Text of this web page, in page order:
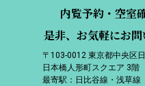
内覧予約・空室
是非、お気軽にお問
〒103-0012 東京都中央区
日本橋人形町スクエア 3階
最寄駅：日比谷線・浅草線